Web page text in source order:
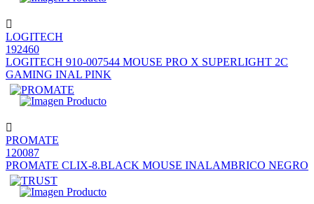
LOGITECH
192460
LOGITECH 910-007544 MOUSE PRO X SUPERLIGHT 2C
GAMING INAL PINK
PROMATE
120087
PROMATE CLIX-8.BLACK MOUSE INALAMBRICO NEGRO